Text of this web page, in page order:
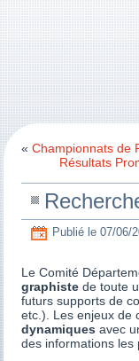
«Championnats de
Résultats
Publié le 07/06/
Le Comité
graphiste de toute
futurs supports de
etc.). Les enjeux de
dynamiques avec
des informations les